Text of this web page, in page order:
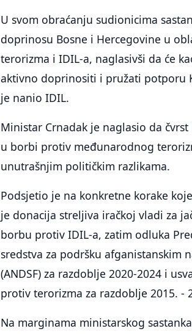
U svom obraćanju sudionicima
doprinosu Bosne i Hercegovine u
terorizma i IDIL-a, naglasivši da će
aktivno doprinositi i pružati potporu
je nanio IDIL.
Ministar Crnadak je naglasio da
u borbi protiv međunarodnog
unutrašnjim političkim razlikama.
Podsjetio je na konkretne korake
je donacija streljiva iračkoj vladi za
borbu protiv IDIL-a, zatim odluka
sredstva za podršku afganistanskim
(ANDSF) za razdoblje 2020-2024 i
protiv terorizma za razdoblje 2015. -
Na marginama ministarskog